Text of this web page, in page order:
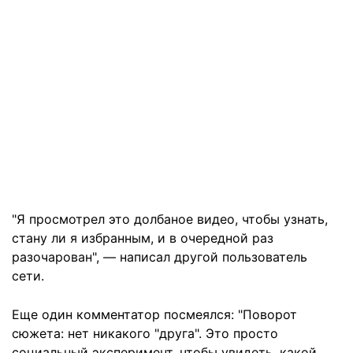
"Я просмотрел это долбаное видео, чтобы узнать,
стану ли я избранным, и в очередной раз
разочарован", — написал другой пользователь
сети.
Еще один комментатор посмеялся: "Поворот
сюжета: нет никакого "друга". Это просто